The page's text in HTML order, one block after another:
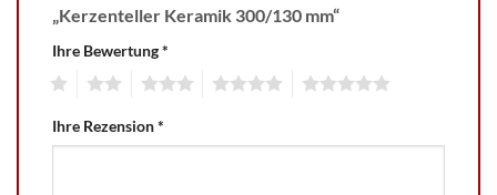
„Kerzenteller Keramik 300/130 mm“
Ihre Bewertung*
Ihre Rezension*